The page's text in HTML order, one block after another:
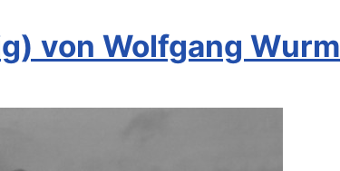
von Wolfgang Wurm